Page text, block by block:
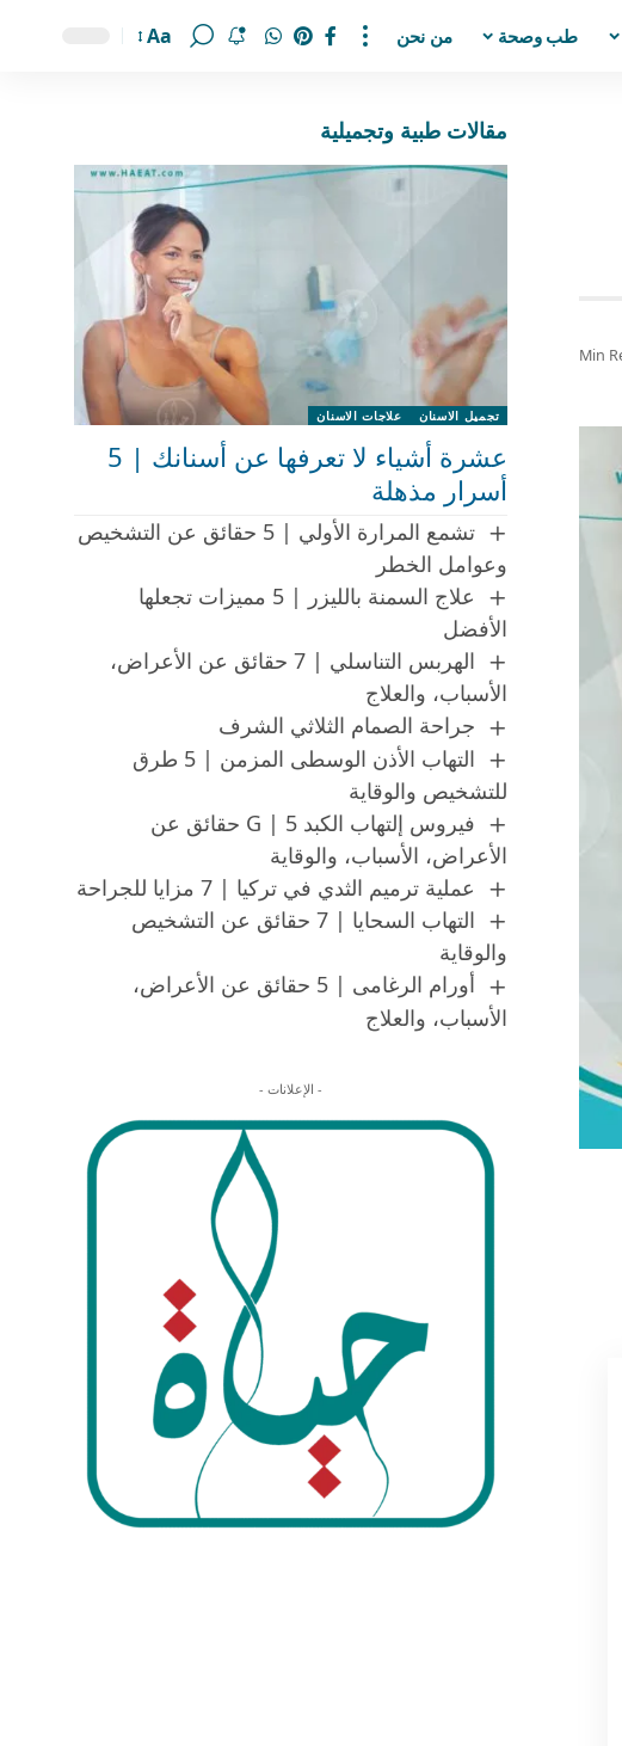
طب وصحة من نحن Aa
مقالات طبية وتجميلية
تجميل الاسنان علاجات الاسنان
عشرة أشياء لا تعرفها عن أسنانك | 5
أسرار مذهلة
تشمع المرارة الأولي | 5 حقائق عن التشخيص
وعوامل الخطر
علاج السمنة بالليزر | 5 مميزات تجعلها
الأفضل
الهربس التناسلي | 7 حقائق عن الأعراض،
الأسباب، والعلاج
جراحة الصمام الثلاثي الشرف
التهاب الأذن الوسطى المزمن | 5 طرق
للتشخيص والوقاية
فيروس إلتهاب الكبد G | 5 حقائق عن
الأعراض، الأسباب، والوقاية
عملية ترميم الثدي في تركيا | 7 مزايا للجراحة
التهاب السحايا | 7 حقائق عن التشخيص
والوقاية
أورام الرغامى | 5 حقائق عن الأعراض،
الأسباب، والعلاج
- الإعلانات -